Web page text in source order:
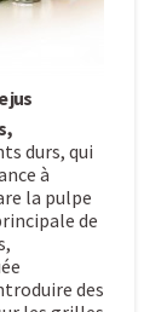
jus
durs, qui
à
la pulpe
de
des